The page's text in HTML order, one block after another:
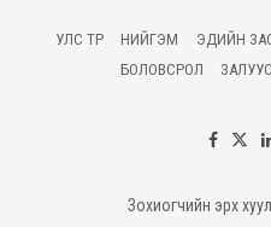
УЛС ТӨР НИЙГЭМ ЭДИЙН
БОЛОВСРОЛ
Зохиогчийн эрх